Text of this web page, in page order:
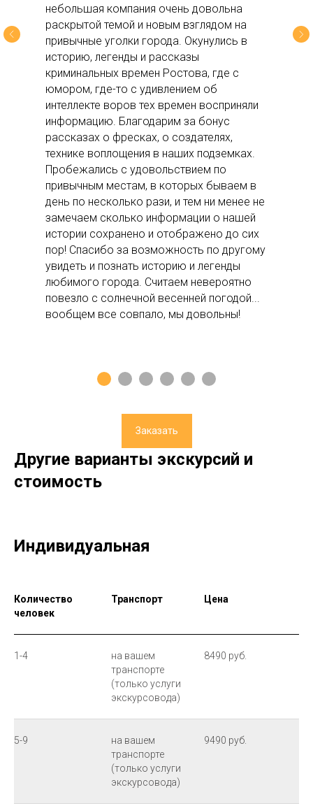
небольшая компания очень довольна
раскрытой темой и новым взглядом на
привычные уголки города. Окунулись в
историю, легенды и рассказы
криминальных времен Ростова, где с
юмором, где-то с удивлением об
интеллекте воров тех времен восприняли
информацию. Благодарим за бонус
рассказах о фресках, о создателях,
технике воплощения в наших подземках.
Пробежались с удовольствием по
привычным местам, в которых бываем в
день по несколько рази, и тем ни менее не
замечаем сколько информации о нашей
истории сохранено и отображено до сих
пор! Спасибо за возможность по другому
увидеть и познать историю и легенды
любимого города. Считаем невероятно
повезло с солнечной весенней погодой...
вообщем все совпало, мы довольны!
Заказать
Другие варианты экскурсий и
стоимость
Индивидуальная
Количество
человек
Транспорт Цена
1-4
на вашем
транспорте
(только услуги
экскурсовода)
8490 руб.
5-9
на вашем
транспорте
(только услуги
экскурсовода)
9490 руб.